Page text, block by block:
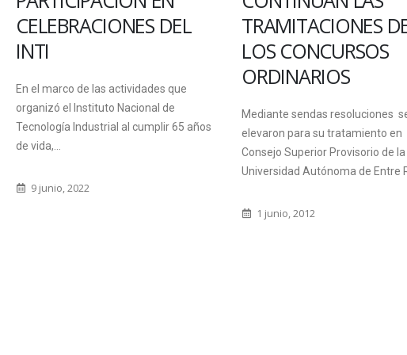
CELEBRACIONES DEL
INTI
En el marco de las actividades que
organizó el Instituto Nacional de
Tecnología Industrial al cumplir 65 años
de vida,...
9 junio, 2022
TRAMITACIONES
LOS CONCURSOS
ORDINARIOS
Mediante sendas resoluciones
elevaron para su tratamiento en
Consejo Superior Provisorio de la
Universidad Autónoma de Entre
1 junio, 2012